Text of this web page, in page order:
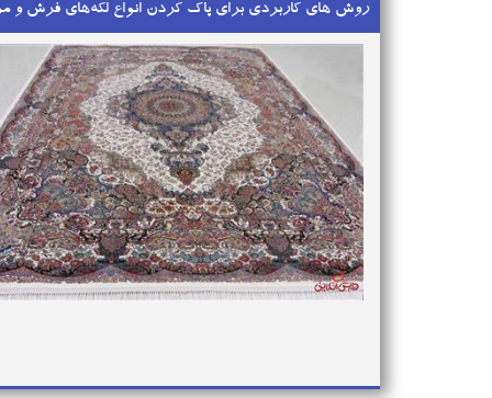
روش های کاربردی برای پاک کردن انواع لکه‌های فرش و